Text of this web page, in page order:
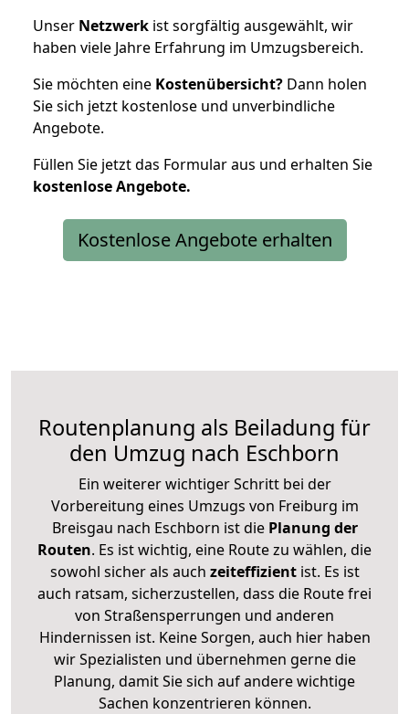
Unser Netzwerk ist sorgfältig ausgewählt, wir
haben viele Jahre Erfahrung im Umzugsbereich.
Sie möchten eine Kostenübersicht? Dann holen
Sie sich jetzt kostenlose und unverbindliche
Angebote.
Füllen Sie jetzt das Formular aus und erhalten Sie
kostenloseAngebote.
Kostenlose Angebote erhalten
Routenplanung als Beiladung für
den Umzug nach Eschborn
Ein weiterer wichtiger Schritt bei der
Vorbereitung eines Umzugs von Freiburg im
Breisgau nach Eschborn ist diePlanung der
Routen. Es ist wichtig, eine Route zu wählen, die
sowohl sicher als auch zeiteffizientist. Es ist
auch ratsam, sicherzustellen, dass die Route frei
von Straßensperrungen und anderen
Hindernissen ist. Keine Sorgen, auch hier haben
wir Spezialisten und übernehmen gerne die
Planung, damit Sie sich auf andere wichtige
Sachen konzentrieren können.